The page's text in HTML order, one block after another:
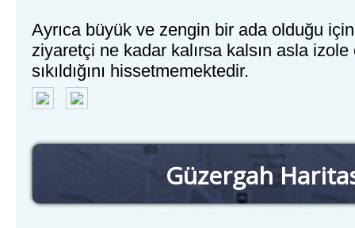
Ayrıca büyük ve zengin bir ada olduğu
ziyaretçi ne kadar kalırsa kalsın asla
sıkıldığını hissetmemektedir.
Güzergah